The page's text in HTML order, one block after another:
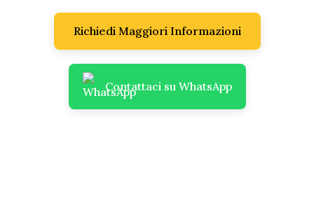
Richiedi Maggiori Informazioni
Contattaci su WhatsApp